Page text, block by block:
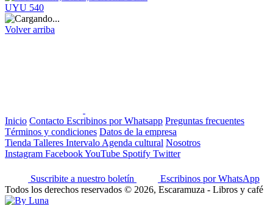
UYU 540
Volver arriba
Inicio Contacto Escribinos por Whatsapp Preguntas frecuentes
Términos y condiciones Datos de la empresa
Tienda Talleres Intervalo Agenda cultural Nosotros
Instagram FacebookYouTube Spotify Twitter
Suscribite a nuestro boletín
Escribinos por WhatsApp
Todos los derechos reservados © 2026, Escaramuza - Libros y café